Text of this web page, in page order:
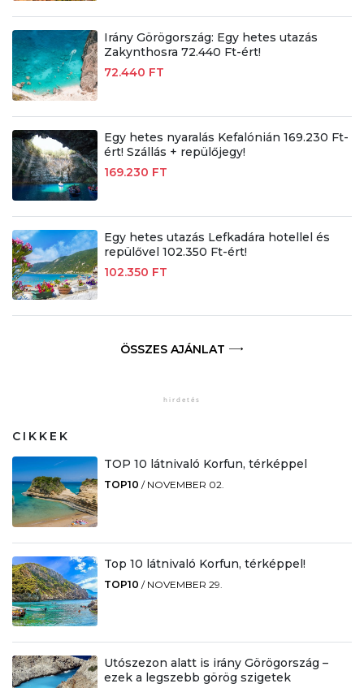
Irány Görögország: Egy hetes utazás
Zakynthosra 72.440 Ft-ért!
72.440 FT
Egy hetes nyaralás Kefalónián 169.230 Ft-
ért! Szállás + repülőjegy!
169.230 FT
Egy hetes utazás Lefkadára hotellel és
repülővel 102.350 Ft-ért!
102.350 FT
ÖSSZES AJÁNLAT
CIKKEK
TOP 10 látnivaló Korfun, térképpel
TOP10 / NOVEMBER 02.
Top 10 látnivaló Korfun, térképpel!
TOP10 / NOVEMBER 29.
Utószezon alatt is irány Görögország –
ezek a legszebb görög szigetek